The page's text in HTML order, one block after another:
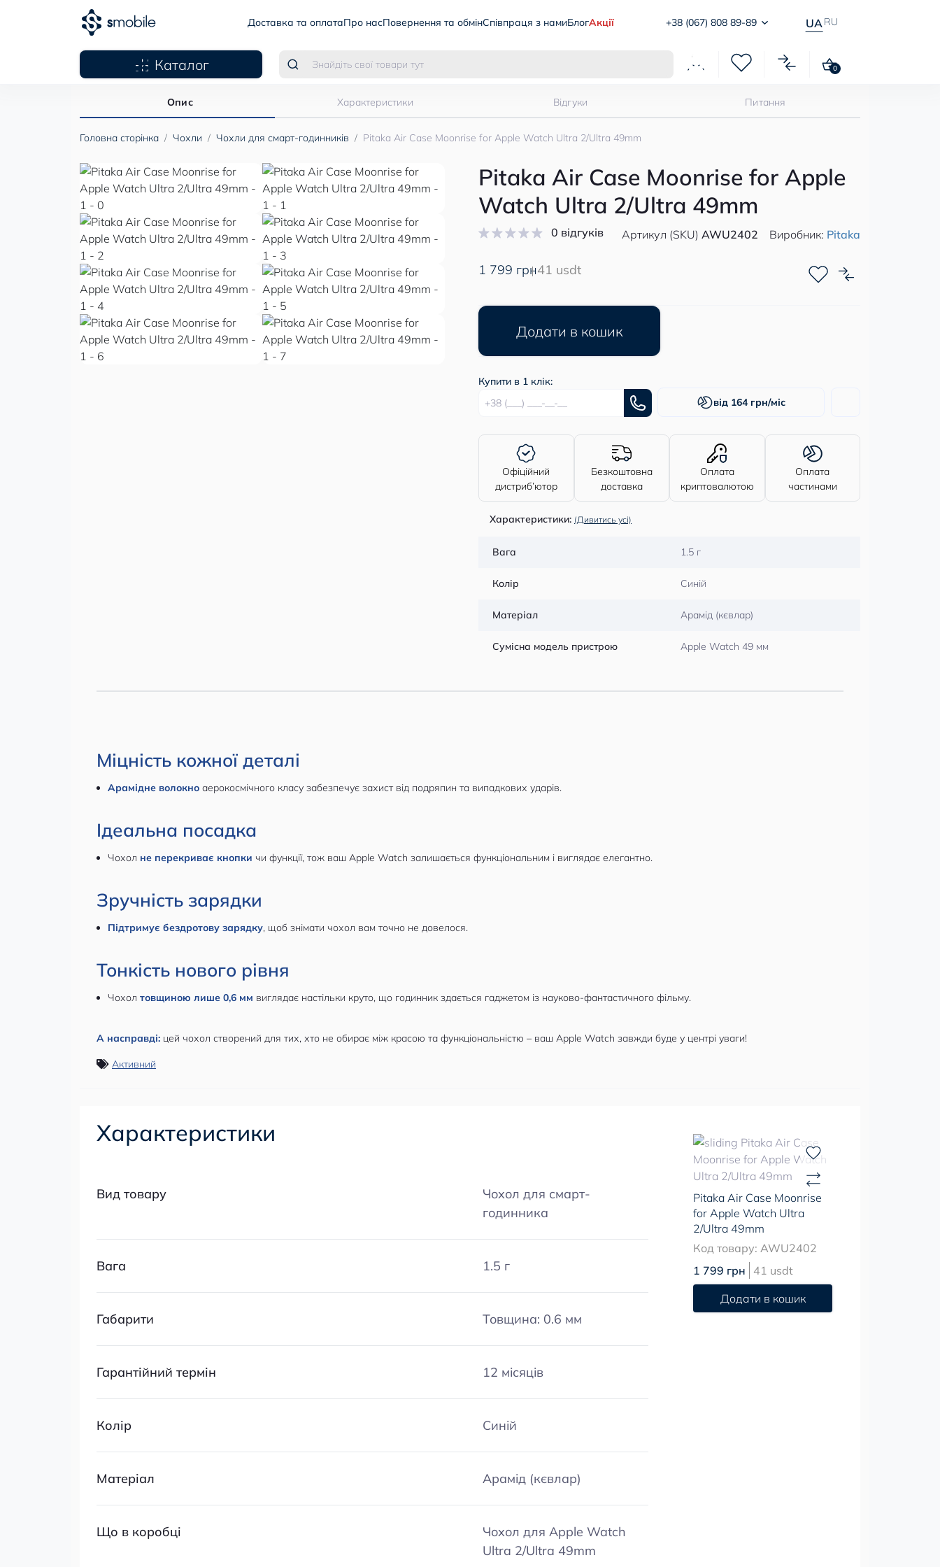
Доставка та оплатаПро насПовернення та обмінСпівпраця з намиБлогАкції +38 (067) 808 89-89 UA RU
Каталог 0
Головна сторінка Чохли Чохли для смарт-годинників Pitaka Air Case Moonrise for Apple Watch Ultra 2/Ultra 49mm
Опис Характеристики Відгуки Питання
Pitaka Air Case Moonrise for Apple
Watch Ultra 2/Ultra 49mm
0 відгуків Артикул (SKU) AWU2402 Виробник: Pitaka
1 799 грн41 usdt
Додати в кошик
Купити в 1 клік:
від 164 грн/міс
Офіційний
дистриб’ютор
Безкоштовна
доставка
Оплата
криптовалютою
Оплата
частинами
Характеристики: (Дивитись усі)
Вага 1.5 г
Колір Синій
Матеріал Арамід (кєвлар)
Сумісна модель пристрою Apple Watch 49 мм
Міцність кожної деталі
Арамідне волокно аерокосмічного класу забезпечує захист від подряпин та випадкових ударів.
Ідеальна посадка
Чохол не перекриває кнопки чи функції, тож ваш Apple Watch залишається функціональним і виглядає елегантно.
Зручність зарядки
Підтримує бездротову зарядку, щоб знімати чохол вам точно не довелося.
Тонкість нового рівня
Чохол товщиною лише 0,6 мм виглядає настільки круто, що годинник здається гаджетом із науково-фантастичного фільму.
А насправді: цей чохол створений для тих, хто не обирає між красою та функціональністю – ваш Apple Watch завжди буде у центрі уваги!
Активний
Характеристики
Вид товару
Чохол для смарт-
годинника
Вага 1.5 г
Габарити Товщина: 0.6 мм
Гарантійний термін 12 місяців
Колір Синій
Матеріал Арамід (кєвлар)
Що в коробці
Чохол для Apple Watch
Ultra 2/Ultra 49mm
Pitaka Air Case Moonrise
for Apple Watch Ultra
2/Ultra 49mm
Код товару: AWU2402
1 799 грн
41 usdt
Додати в кошик